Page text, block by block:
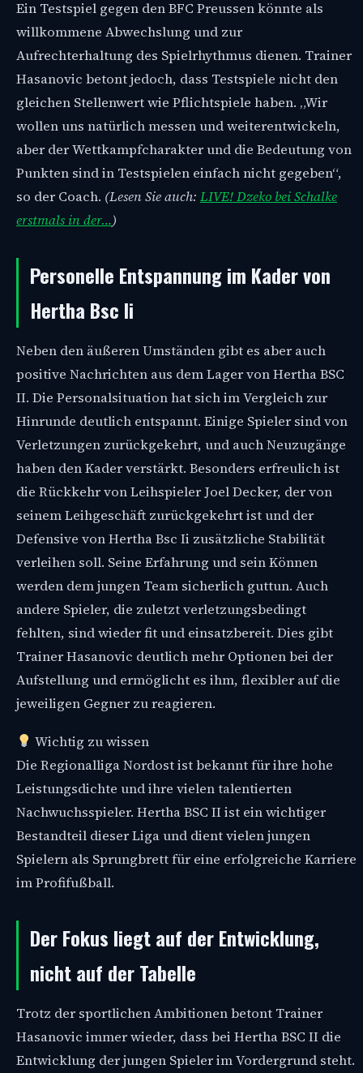
Ein Testspiel gegen den BFC Preussen könnte als
willkommene Abwechslung und zur
Aufrechterhaltung des Spielrhythmus dienen. Trainer
Hasanovic betont jedoch, dass Testspiele nicht den
gleichen Stellenwert wie Pflichtspiele haben. „Wir
wollen uns natürlich messen und weiterentwickeln,
aber der Wettkampfcharakter und die Bedeutung von
Punkten sind in Testspielen einfach nicht gegeben“,
so der Coach. (Lesen Sie auch: LIVE! Dzeko bei Schalke
erstmals in der…)
Personelle Entspannung im Kader von
Hertha Bsc Ii
Neben den äußeren Umständen gibt es aber auch
positive Nachrichten aus dem Lager von Hertha BSC
II. Die Personalsituation hat sich im Vergleich zur
Hinrunde deutlich entspannt. Einige Spieler sind von
Verletzungen zurückgekehrt, und auch Neuzugänge
haben den Kader verstärkt. Besonders erfreulich ist
die Rückkehr von Leihspieler Joel Decker, der von
seinem Leihgeschäft zurückgekehrt ist und der
Defensive von Hertha Bsc Ii zusätzliche Stabilität
verleihen soll. Seine Erfahrung und sein Können
werden dem jungen Team sicherlich guttun. Auch
andere Spieler, die zuletzt verletzungsbedingt
fehlten, sind wieder fit und einsatzbereit. Dies gibt
Trainer Hasanovic deutlich mehr Optionen bei der
Aufstellung und ermöglicht es ihm, flexibler auf die
jeweiligen Gegner zu reagieren.
Wichtig zu wissen
Die Regionalliga Nordost ist bekannt für ihre hohe
Leistungsdichte und ihre vielen talentierten
Nachwuchsspieler. Hertha BSC II ist ein wichtiger
Bestandteil dieser Liga und dient vielen jungen
Spielern als Sprungbrett für eine erfolgreiche Karriere
im Profifußball.
Der Fokus liegt auf der Entwicklung,
nicht auf der Tabelle
Trotz der sportlichen Ambitionen betont Trainer
Hasanovic immer wieder, dass bei Hertha BSC II die
Entwicklung der jungen Spieler im Vordergrund steht.